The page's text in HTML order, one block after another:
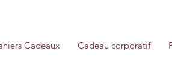
Cadeaux Cadeau corporatif